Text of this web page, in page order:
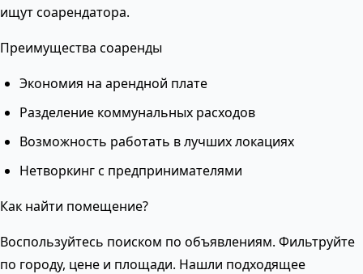
ищут соарендатора.
Преимущества соаренды
Экономия на арендной плате
Разделение коммунальных расходов
Возможность работать в лучших локациях
Нетворкинг с предпринимателями
Как найти помещение?
Воспользуйтесь поиском по объявлениям. Фильтруйте
по городу, цене и площади. Нашли подходящее